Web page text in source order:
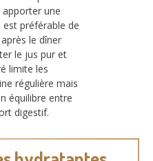
apporter une
est préférable de
le dîner
le jus pur et
limite les
régulière mais
équilibre entre
digestif.